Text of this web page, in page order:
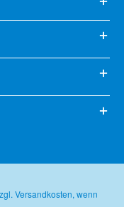
Versandkosten, wenn